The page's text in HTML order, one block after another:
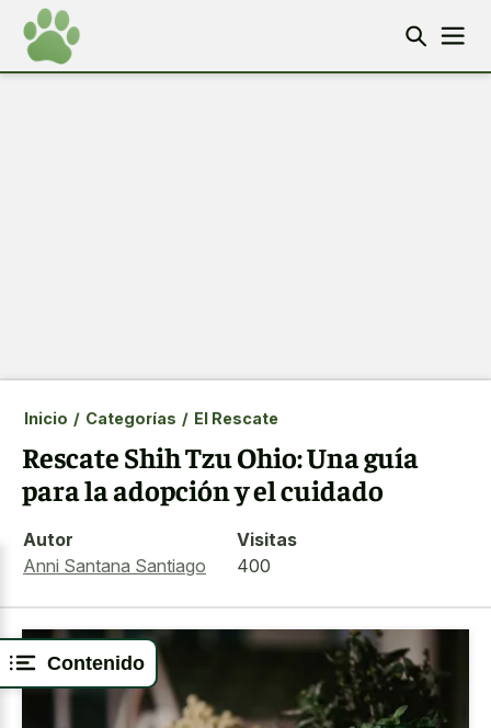
Contenido
Inicio / Categorías / El Rescate
Rescate Shih Tzu Ohio: Una guía
para la adopción y el cuidado
Autor
Anni Santana Santiago
Visitas
400